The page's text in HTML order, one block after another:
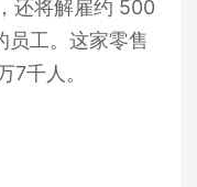
还将解雇约 500
工。这家零售
7千人。